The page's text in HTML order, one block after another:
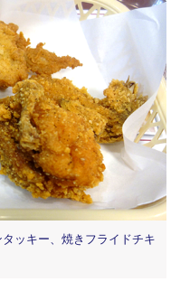
ッキー、焼きフライドチキ